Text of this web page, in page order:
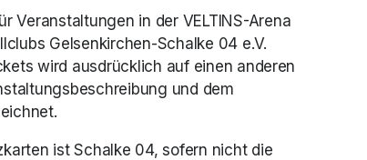
Veranstaltungen in der VELTINS-Arena
Gelsenkirchen-Schalke 04 e.V.
wird ausdrücklich auf einen anderen
und dem
ist Schalke 04, sofern nicht die